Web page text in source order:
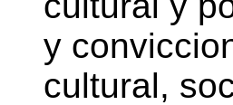
y
cultural,